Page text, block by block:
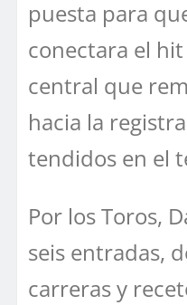
puesta para
conectara el
central que
hacia la
tendidos en el
Por los Toros,
seis entradas,
carreras y